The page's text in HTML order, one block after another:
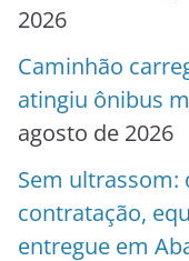
2026
Caminhão
atingiu ônibus
agosto de 2026
Sem ultrassom:
contratação,
entregue em